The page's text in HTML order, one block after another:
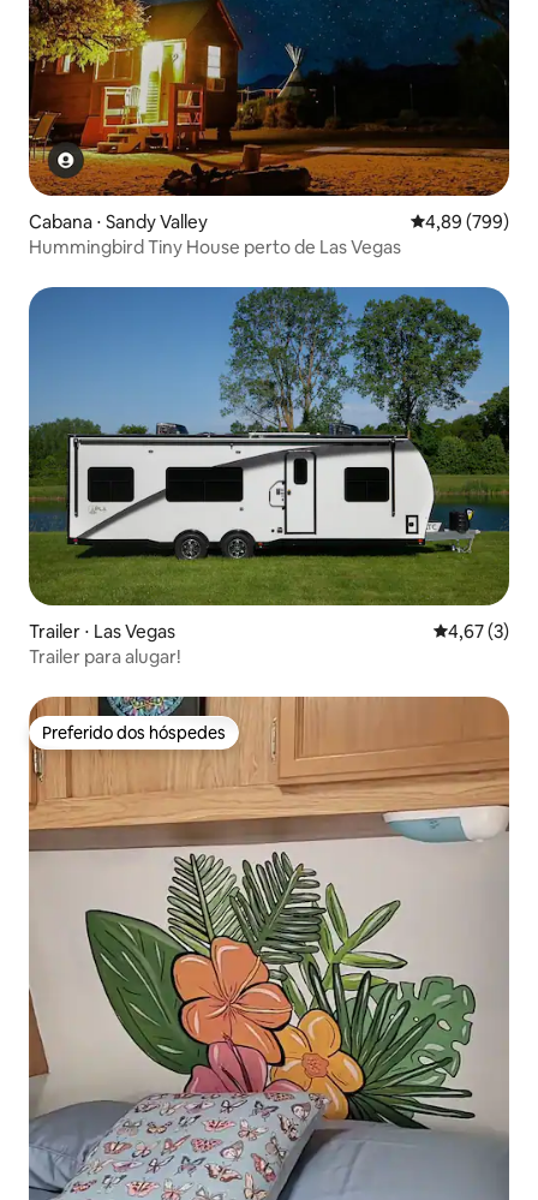
Cabana ⋅ Sandy Valley 4,89 de uma
4,89 (799)
Hummingbird Tiny House perto de Las Vegas
Trailer ⋅ Las Vegas 4,67 de
4,67 (3)
Trailer para alugar!
Preferido dos hóspedes
Preferido dos hóspedes